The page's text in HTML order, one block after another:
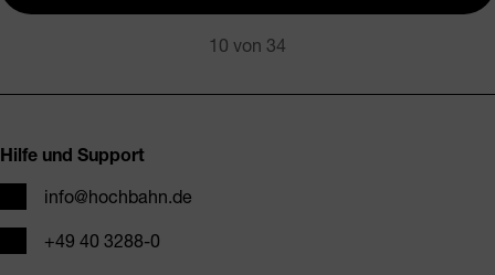
10 von 34
Hilfe und Support
E-Mailinfo@hochbahn.de
Telefon+49 40 3288-0